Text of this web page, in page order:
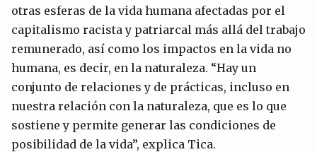
otras esferas de la vida humana afectadas por el
capitalismo racista y patriarcal más allá del trabajo
remunerado, así como los impactos en la vida no
humana, es decir, en la naturaleza. “Hay un
conjunto de relaciones y de prácticas, incluso en
nuestra relación con la naturaleza, que es lo que
sostiene y permite generar las condiciones de
posibilidad de la vida”, explica Tica.